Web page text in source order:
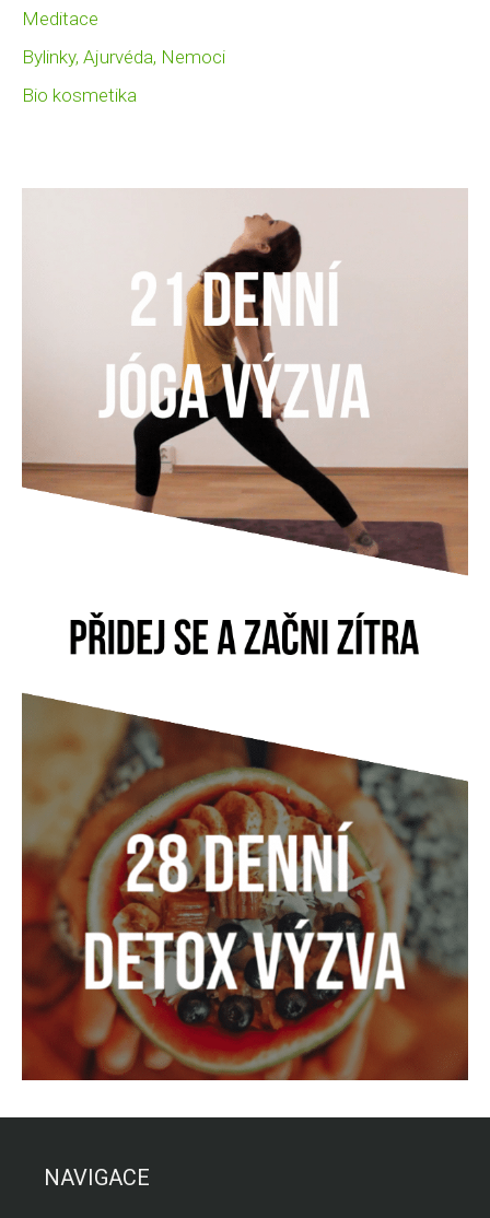
Meditace
Bylinky, Ajurvéda, Nemoci
Bio kosmetika
NAVIGACE